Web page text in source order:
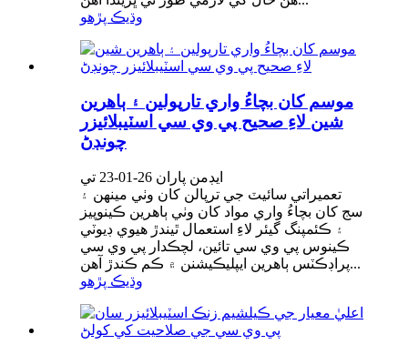
وڌيڪ پڙهو
موسم کان بچاءُ واري تارپولين ۽ ٻاهرين
شين لاءِ صحيح پي وي سي اسٽيبلائيزر
چونڊڻ
ايڊمن پاران 26-01-23 تي
تعميراتي سائيٽ جي ترپالن کان وٺي مينهن ۽
سج کان بچاءُ واري مواد کان وٺي ٻاهرين ڪينوپيز
۽ ڪئمپنگ گيئر لاءِ استعمال ٿيندڙ هيوي ڊيوٽي
ڪينوس پي وي سي تائين، لچڪدار پي وي سي
پراڊڪٽس ٻاهرين ايپليڪيشنن ۾ ڪم ڪندڙ آهن...
وڌيڪ پڙهو